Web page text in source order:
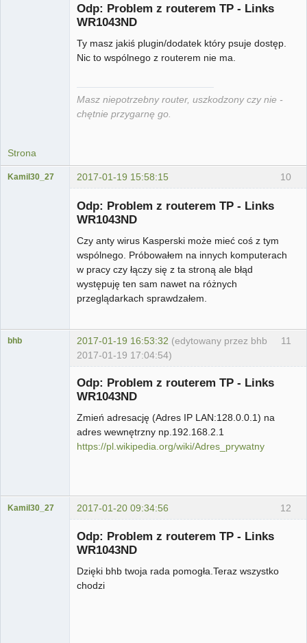
Odp: Problem z routerem TP - Links
WR1043ND
Ty masz jakiś plugin/dodatek który psuje dostęp.
Nic to wspólnego z routerem nie ma.
Masz niepotrzebny router, uszkodzony czy nie -
chętnie przygarnę go.
Strona
10
Kamil30_27 2017-01-19 15:58:15
Odp: Problem z routerem TP - Links
WR1043ND
Czy anty wirus Kasperski może mieć coś z tym
wspólnego. Próbowałem na innych komputerach
w pracy czy łączy się z ta stroną ale błąd
występuję ten sam nawet na różnych
przeglądarkach sprawdzałem.
11
bhb 2017-01-19 16:53:32 (edytowany przez bhb
2017-01-19 17:04:54)
Odp: Problem z routerem TP - Links
WR1043ND
Zmień adresację (Adres IP LAN:128.0.0.1) na
adres wewnętrzny np.192.168.2.1
https://pl.wikipedia.org/wiki/Adres_prywatny
12
Kamil30_27 2017-01-20 09:34:56
Odp: Problem z routerem TP - Links
WR1043ND
Dzięki bhb twoja rada pomogła.Teraz wszystko
chodzi